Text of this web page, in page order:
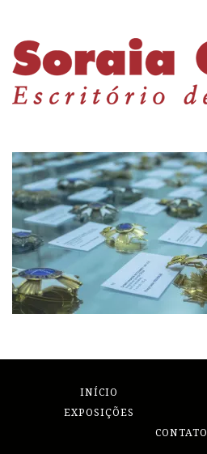
INÍCIO
EXPOSIÇÕES
CONTATO